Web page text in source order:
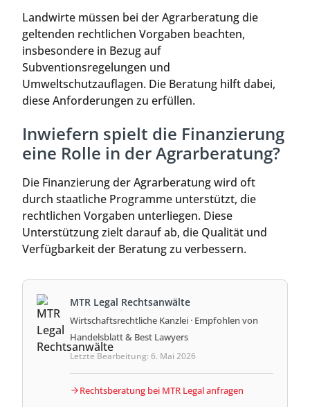
Landwirte müssen bei der Agrarberatung die
geltenden rechtlichen Vorgaben beachten,
insbesondere in Bezug auf
Subventionsregelungen und
Umweltschutzauflagen. Die Beratung hilft dabei,
diese Anforderungen zu erfüllen.
Inwiefern spielt die Finanzierung
eine Rolle in der Agrarberatung?
Die Finanzierung der Agrarberatung wird oft
durch staatliche Programme unterstützt, die
rechtlichen Vorgaben unterliegen. Diese
Unterstützung zielt darauf ab, die Qualität und
Verfügbarkeit der Beratung zu verbessern.
MTR Legal Rechtsanwälte
Wirtschaftsrechtliche Kanzlei · Empfohlen von
Handelsblatt & Best Lawyers
Letzte Bearbeitung: 6. Mai 2026
Rechtsberatung bei MTR Legal anfragen